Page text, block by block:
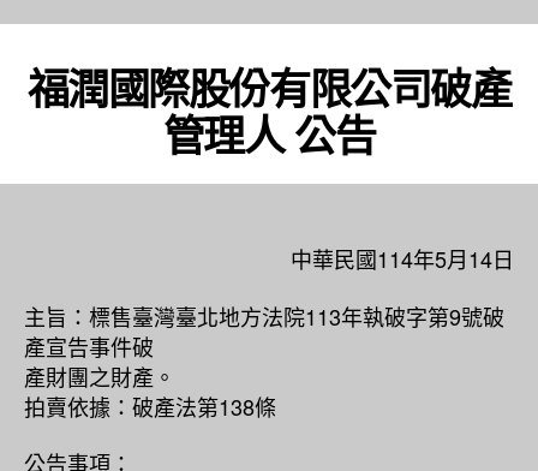
福潤國際股份有限公司破產
管理人 公告
中華民國114年5月14日
主旨：標售臺灣臺北地方法院113年執破字第9號破
產宣告事件破
產財團之財產。
拍賣依據：破產法第138條
公告事項：